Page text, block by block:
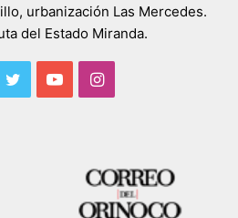
urbanización Las Mercedes.
del Estado Miranda.
TwitterYouTubeInstagram